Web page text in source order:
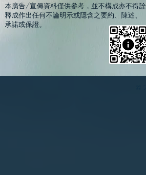
本廣告/宣傳資料僅供參考，並不構成亦不得詮
釋成作出任何不論明示或隱含之要約、陳述、
承諾或保證。